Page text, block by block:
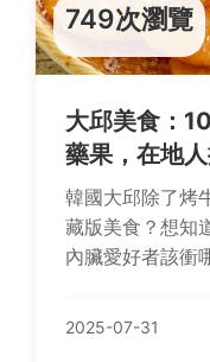
749次瀏覽
大邱美食：
藥果，在地
韓國大邱除了烤
藏版美食？想知
內臟愛好者該衝
吃遍大邱饕客天
2025-07-31